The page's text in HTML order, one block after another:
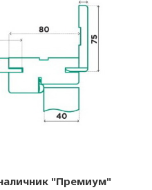
"Премиум"